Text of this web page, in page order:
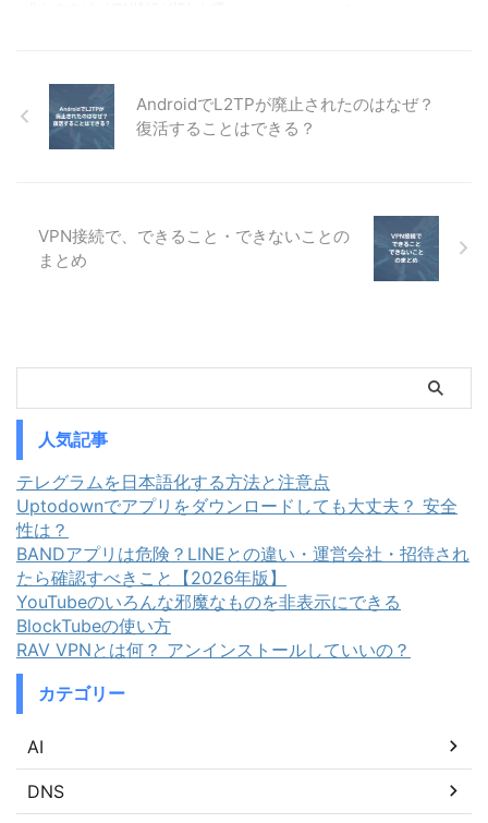
ステムで保護する必要がありま
す。VPNキルスイッチ機能があれ
ば、VPNが切断された瞬間にイン
キルスイッチの機能と種類 VPN
キルスイッチの注意点 VPN接続
が不安定な場合の対応方法 おす
っている。 この記事では、VPN
が勝手にオンになる原因を「なぜ
そうなるのか」から解説し、
勝手にオンになる5つの原因 VPN
が勝手にオンになるといっても、
原因はひとつではありません。ま
AndroidでL2TPが廃止されたのはなぜ？
復活することはできる？
VPN接続で、できること・できないことの
まとめ
人気記事
テレグラムを日本語化する方法と注意点
Uptodownでアプリをダウンロードしても大丈夫？ 安全
性は？
BANDアプリは危険？LINEとの違い・運営会社・招待され
たら確認すべきこと【2026年版】
YouTubeのいろんな邪魔なものを非表示にできる
BlockTubeの使い方
RAV VPNとは何？ アンインストールしていいの？
カテゴリー
AI
DNS